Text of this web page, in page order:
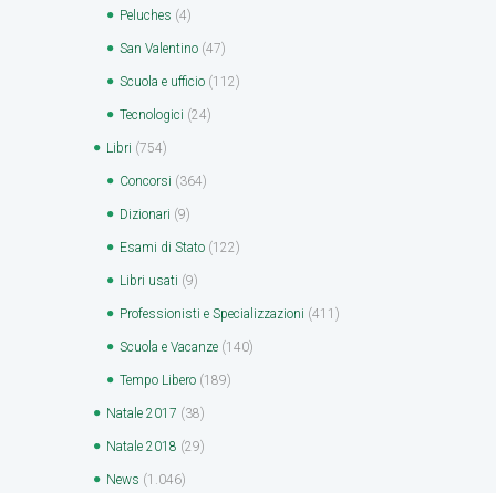
Peluches (4)
San Valentino (47)
Scuola e ufficio (112)
Tecnologici (24)
Libri (754)
Concorsi (364)
Dizionari (9)
Esami di Stato (122)
Libri usati (9)
Professionisti e Specializzazioni (411)
Scuola e Vacanze (140)
Tempo Libero (189)
Natale 2017 (38)
Natale 2018 (29)
News (1.046)